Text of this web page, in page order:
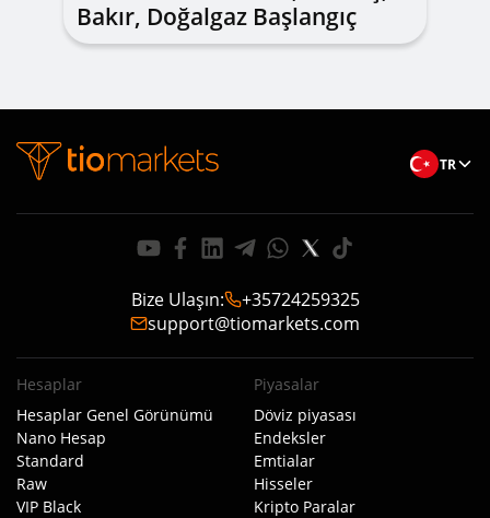
Bakır, Doğalgaz Başlangıç
Rehberi – CFD nedir?
TR
Bize Ulaşın:
+35724259325
support@tiomarkets.com
Hesaplar
Hesaplar Genel Görünümü
Nano Hesap
Standard
Raw
VIP Black
Piyasalar
Döviz piyasası
Endeksler
Emtialar
Hisseler
Kripto Paralar